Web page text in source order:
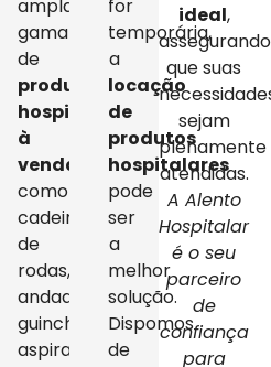
ampla
gama
de
produtos
hospitalares
à
venda
como
cadeiras
de
rodas,
andadores,
guinchos,
aspiradores
for
temporária,
a
locação
de
produtos
hospitalares
pode
ser
a
melhor
solução.
Dispomos
de
ideal,
assegurando
que suas
sejam
plenamente
atendidas.
A Alento
Hospitalar
é o seu
parceiro
de
confiança
para